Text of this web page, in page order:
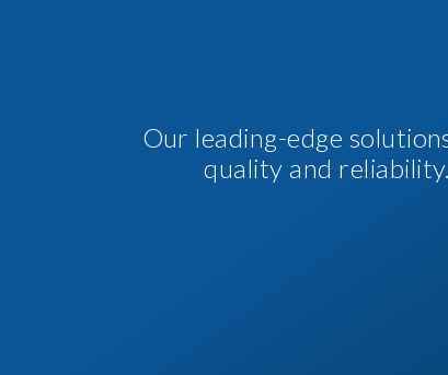
Our leading-edge
quality and